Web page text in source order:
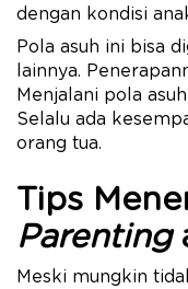
dengan kondisi
Pola asuh ini bisa
lainnya.
Menjalani pola
Selalu ada
orang tua.
Tips
Parenting
Meski mungkin